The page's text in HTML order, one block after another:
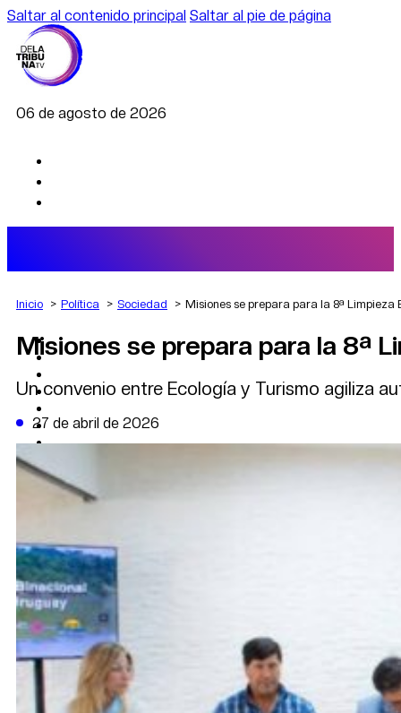
Saltar al contenido principal Saltar al pie de página
06 de agosto de 2026
AGRO
DEPORTES
POLÍTICA
DATA FIRME
DE LA TRIBUNA TV
Inicio Política Sociedad Misiones se prepara para la 8ª Limpieza
Misiones se prepara para la 8ª
Un convenio entre Ecología y Turismo agiliza
27 de abril de 2026